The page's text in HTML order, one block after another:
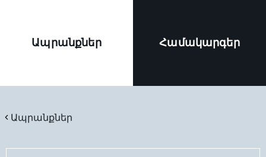
Ապրանքներ Համակարգեր
Ապրանքներ